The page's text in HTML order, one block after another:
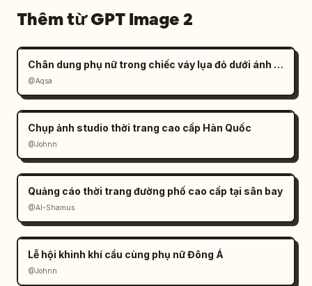
Thêm từ GPT Image 2
Chân dung phụ nữ trong chiếc váy lụa đỏ dưới ánh nắng
@Aqsa
Chụp ảnh studio thời trang cao cấp Hàn Quốc
@Johnn
Quảng cáo thời trang đường phố cao cấp tại sân bay
@Al-Shamus
Lễ hội khinh khí cầu cùng phụ nữ Đông Á
@Johnn